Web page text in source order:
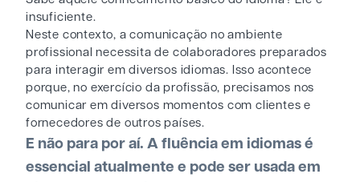
insuficiente.
Neste contexto, a comunicação no ambiente
profissional necessita de colaboradores preparados
para interagir em diversos idiomas. Isso acontece
porque, no exercício da profissão, precisamos nos
comunicar em diversos momentos com clientes e
fornecedores de outros países.
E não para por aí. A fluência em idiomas é
essencial atualmente e pode ser usada em